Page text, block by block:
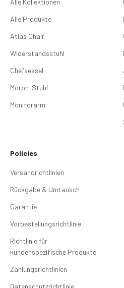
Alle Produkte
Atlas Chair
Widerstandsstuhl
Chefsessel
Morph-Stuhl
Monitorarm
Policies
Versandrichtlinien
Rückgabe & Umtausch
Garantie
Vorbestellungsrichtlinie
Richtlinie für
kundenspezifische Produkte
Zahlungsrichtlinien
Datenschutzrichtlinie